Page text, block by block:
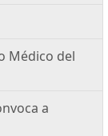
Médico del
a